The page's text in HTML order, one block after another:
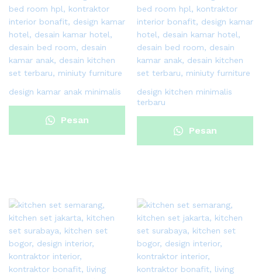
design kamar anak minimalis
Pesan
design kitchen minimalis
terbaru
Pesan